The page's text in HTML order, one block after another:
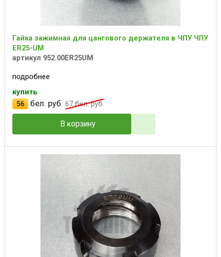
Гайка зажимная для цангового держателя в ЧПУ ЧПУ
ER25-UM
артикул 952.00ER25UM
подробнее
купить
56
бел. руб. 67бел. руб.
В корзину